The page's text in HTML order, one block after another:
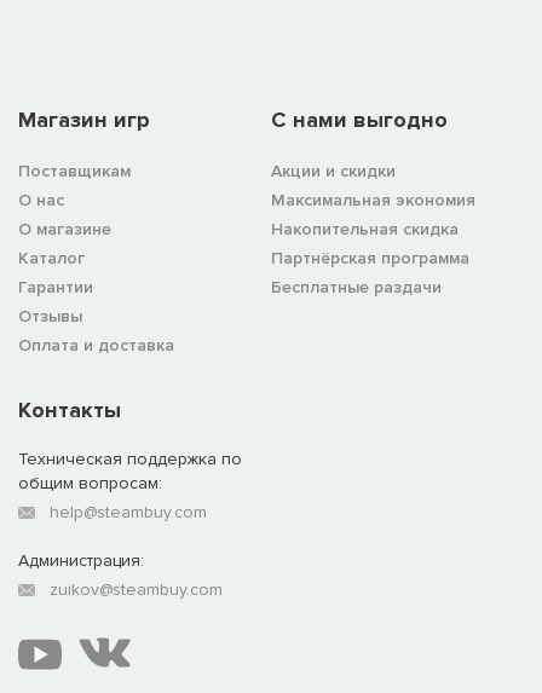
Магазин игр
Поставщикам
О нас
О магазине
Каталог
Гарантии
Отзывы
Оплата и доставка
C нами выгодно
Акции и скидки
Максимальная экономия
Накопительная скидка
Партнёрская программа
Бесплатные раздачи
Контакты
Техническая поддержка по
общим вопросам:
help@steambuy.com
Администрация:
zuikov@steambuy.com